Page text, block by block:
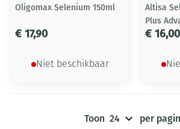
Oligomax Selenium 150ml
€ 17,90
Niet beschikbaar
Altisa
Plus
€ 16,00
Toon per